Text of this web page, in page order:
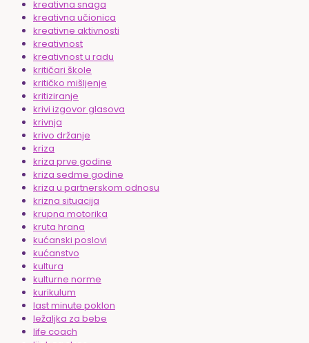
kreativna snaga
kreativna učionica
kreativne aktivnosti
kreativnost
kreativnost u radu
kritičari škole
kritičko mišljenje
kritiziranje
krivi izgovor glasova
krivnja
krivo držanje
kriza
kriza prve godine
kriza sedme godine
kriza u partnerskom odnosu
krizna situacija
krupna motorika
kruta hrana
kućanski poslovi
kućanstvo
kultura
kulturne norme
kurikulum
last minute poklon
ležaljka za bebe
life coach